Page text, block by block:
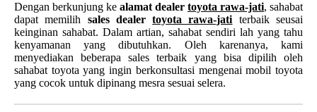
Dengan berkunjung ke alamat dealer toyota rawa-jati, sahabat
dapat memilih sales dealertoyota rawa-jati terbaik seusai
keinginan sahabat. Dalam artian, sahabat sendiri lah yang tahu
kenyamanan yang dibutuhkan. Oleh karenanya, kami
menyediakan beberapa sales terbaik yang bisa dipilih oleh
sahabat toyota yang ingin berkonsultasi mengenai mobil toyota
yang cocok untuk dipinang mesra sesuai selera.